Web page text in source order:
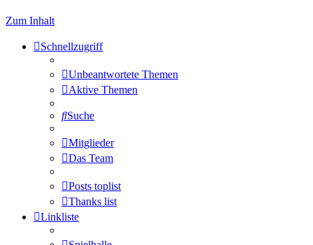
Zum Inhalt
Schnellzugriff
Unbeantwortete Themen
Aktive Themen
Suche
Mitglieder
Das Team
Posts toplist
Thanks list
Linkliste